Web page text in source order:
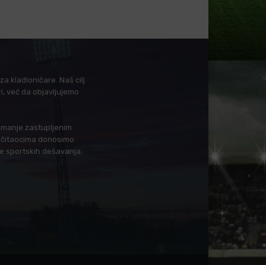
kladioničare. Naš cilj
već da objavljujemo
zastupljenim
donosimo
sportskih dešavanja.